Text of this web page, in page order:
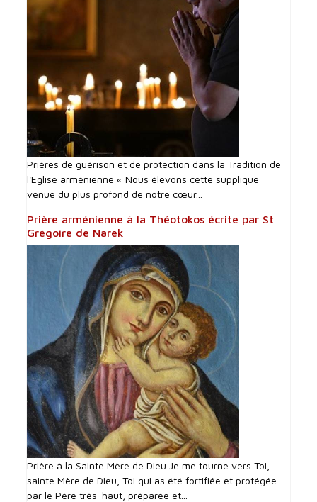
Prières de guérison et de protection dans la Tradition de
l'Eglise arménienne « Nous élevons cette supplique
venue du plus profond de notre cœur...
Prière arménienne à la Théotokos écrite par St
Grégoire de Narek
Prière à la Sainte Mère de Dieu Je me tourne vers Toi,
sainte Mère de Dieu, Toi qui as été fortifiée et protégée
par le Père très-haut, préparée et...